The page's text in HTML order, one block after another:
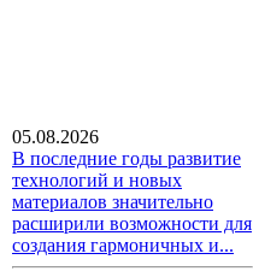
05.08.2026
В последние годы развитие
технологий и новых
материалов значительно
расширили возможности для
создания гармоничных и...